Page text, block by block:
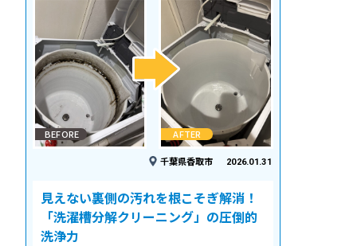
BEFORE AFTER
千葉県香取市 2026.01.31
見えない裏側の汚れを根こそぎ解消！
「洗濯槽分解クリーニング」の圧倒的
洗浄力